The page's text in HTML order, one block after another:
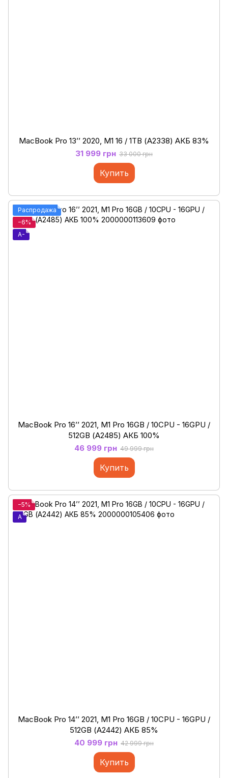
MacBook Pro 13’’ 2020, M1 16 / 1ТB (А2338) АКБ 83%
31 999 грн 33 000 грн
Купить
Распродажа
−6%
A-
MacBook Pro 16’’ 2021, M1 Pro 16GB / 10CPU - 16GPU /
512GB (А2485) АКБ 100%
46 999 грн 49 999 грн
Купить
−5%
A
MacBook Pro 14’’ 2021, M1 Pro 16GB / 10CPU - 16GPU /
512GB (А2442) АКБ 85%
40 999 грн 42 999 грн
Купить